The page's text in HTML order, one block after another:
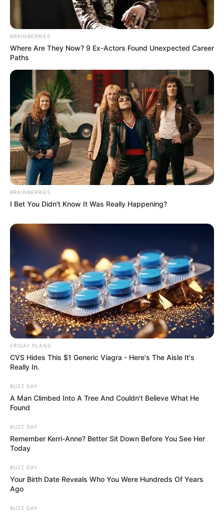
BRAINBERRIES
Where Are They Now? 9 Ex-Actors Found Unexpected Career
Paths
BRAINBERRIES
I Bet You Didn't Know It Was Really Happening?
FRIDAY PLANS
CVS Hides This $1 Generic Viagra - Here's The Aisle It's
Really In.
BUZZ DAY
A Man Climbed Into A Tree And Couldn't Believe What He
Found
BUZZ DAY
Remember Kerri-Anne? Better Sit Down Before You See Her
Today
BUZZ DAY
Your Birth Date Reveals Who You Were Hundreds Of Years
Ago
BUZZ DAY